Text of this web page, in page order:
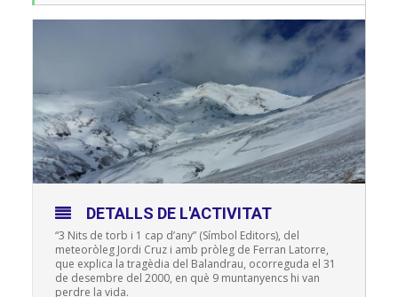
DETALLS DE L'ACTIVITAT
“3 Nits de torb i 1 cap d’any” (Símbol Editors), del
meteoròleg Jordi Cruz i amb pròleg de Ferran Latorre,
que explica la tragèdia del Balandrau, ocorreguda el 31
de desembre del 2000, en què 9 muntanyencs hi van
perdre la vida.